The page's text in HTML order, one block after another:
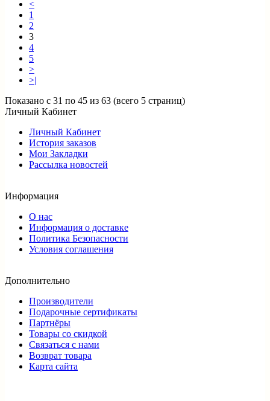
<
1
2
3
4
5
>
>|
Показано с 31 по 45 из 63 (всего 5 страниц)
Личный Кабинет
Личный Кабинет
История заказов
Мои Закладки
Рассылка новостей
Информация
О нас
Информация о доставке
Политика Безопасности
Условия соглашения
Дополнительно
Производители
Подарочные сертификаты
Партнёры
Товары со скидкой
Связаться с нами
Возврат товара
Карта сайта